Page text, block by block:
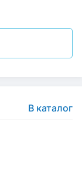
В каталог